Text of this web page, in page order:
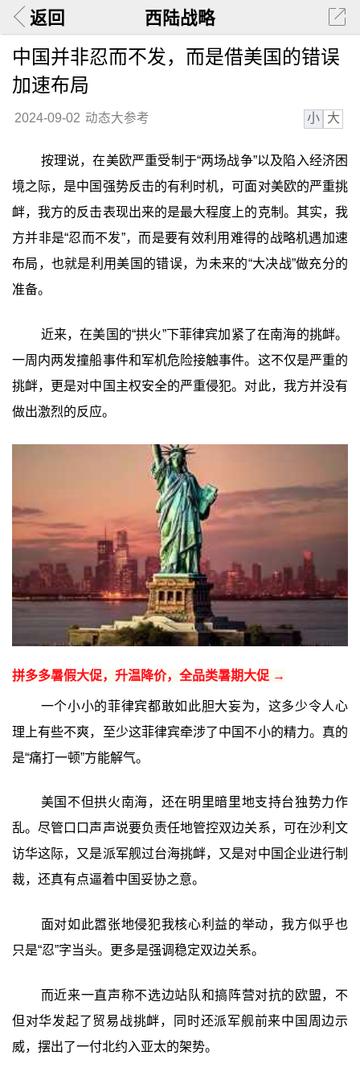
返回 西陆战略
中国并非忍而不发，而是借美国的错误
加速布局
2024-09-02 动态大参考 小 大
按理说，在美欧严重受制于“两场战争”以及陷入经济困
境之际，是中国强势反击的有利时机，可面对美欧的严重挑
衅，我方的反击表现出来的是最大程度上的克制。其实，我
方并非是“忍而不发”，而是要有效利用难得的战略机遇加速
布局，也就是利用美国的错误，为未来的“大决战”做充分的
准备。
近来，在美国的“拱火”下菲律宾加紧了在南海的挑衅。
一周内两发撞船事件和军机危险接触事件。这不仅是严重的
挑衅，更是对中国主权安全的严重侵犯。对此，我方并没有
做出激烈的反应。
拼多多暑假大促，升温降价，全品类暑期大促 →
一个小小的菲律宾都敢如此胆大妄为，这多少令人心
理上有些不爽，至少这菲律宾牵涉了中国不小的精力。真的
是“痛打一顿”方能解气。
美国不但拱火南海，还在明里暗里地支持台独势力作
乱。尽管口口声声说要负责任地管控双边关系，可在沙利文
访华这际，又是派军舰过台海挑衅，又是对中国企业进行制
裁，还真有点逼着中国妥协之意。
面对如此嚣张地侵犯我核心利益的举动，我方似乎也
只是“忍”字当头。更多是强调稳定双边关系。
而近来一直声称不选边站队和搞阵营对抗的欧盟，不
但对华发起了贸易战挑衅，同时还派军舰前来中国周边示
威，摆出了一付北约入亚太的架势。